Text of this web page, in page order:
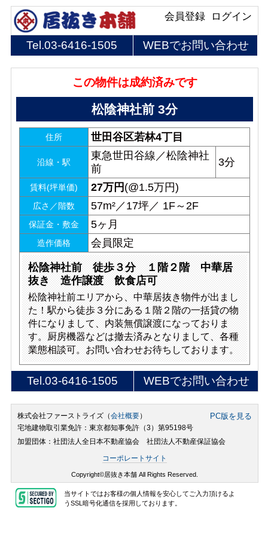
ログイン
会員登録
Tel.03-6416-1505 WEBでお問い合わせ
この物件は成約済みです
松陰神社前 3分
住所 世田谷区若林4丁目
沿線・駅
東急世田谷線／松陰神社
前
3分
賃料(坪単価) 27万円 (@1.5万円)
広さ／階数 57m²／17坪／ 1F～2F
保証金・敷金 5ヶ月
造作価格 会員限定
松陰神社前 徒歩３分 １階２階 中華居
抜き 造作譲渡 飲食店可
松陰神社前エリアから、中華居抜き物件が出まし
た！駅から徒歩３分にある１階２階の一括貸の物
件になりまして、内装無償譲渡になっておりま
す。厨房機器などは撤去済みとなりまして、各種
業態相談可。お問い合わせお待ちしております。
Tel.03-6416-1505 WEBでお問い合わせ
株式会社ファーストライズ（会社概要） PC版を見る
宅地建物取引業免許：東京都知事免許（3）第95198号
加盟団体：社団法人全日本不動産協会 社団法人不動産保証協会
コーポレートサイト
Copyright©居抜き本舗 All Rights Reserved.
当サイトではお客様の個人情報を安心してご入力頂けるよ
うSSL暗号化通信を採用しております。